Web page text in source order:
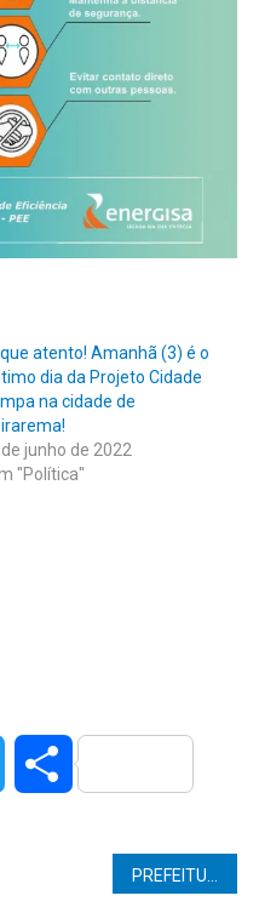
atento! Amanhã (3) é o
dia da Projeto Cidade
na cidade de
junho de 2022
"Política"
Twitter Share